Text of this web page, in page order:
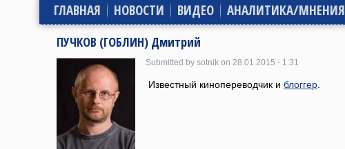
ГЛАВНАЯ НОВОСТИ ВИДЕО АНАЛИТИКА/МНЕНИЯ
ПУЧКОВ (ГОБЛИН) Дмитрий
Submitted by sotnik on 28.01.2015 - 1:31
Известный кинопереводчик и блоггер